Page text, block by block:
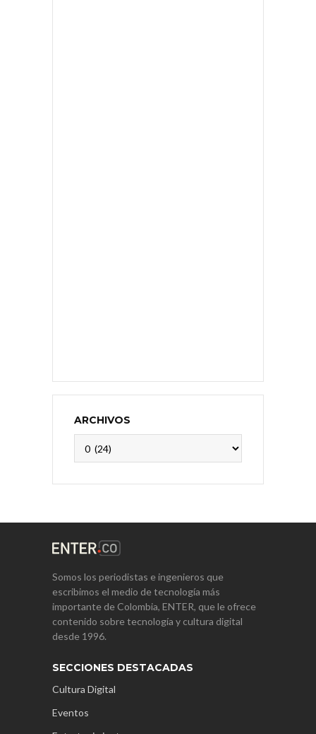
ARCHIVOS
Somos los periodistas e ingenieros que
escribimos el medio de tecnología más
importante de Colombia, ENTER, que le ofrece
contenido sobre tecnología y cultura digital
desde 1996.
SECCIONES DESTACADAS
Cultura Digital
Eventos